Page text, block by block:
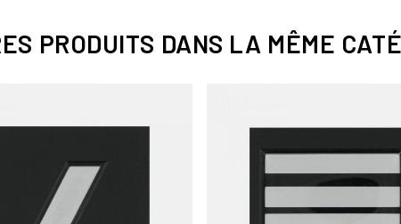
PRODUITS DANS LA MÊME